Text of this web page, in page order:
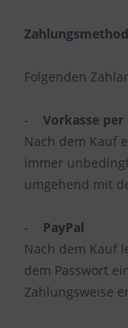
Folgenden
- Vorkasse
Nach dem Kauf
immer
umgehend mit
- PayPal
Nach dem Kauf
dem Passwort
Zahlungsweise